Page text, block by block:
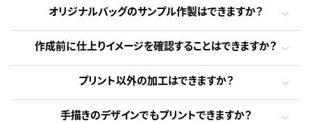
オリジナルバッグのサンプル作製はできますか？
作成前に仕上りイメージを確認することはできますか？
プリント以外の加工はできますか？
手描きのデザインでもプリントできますか？